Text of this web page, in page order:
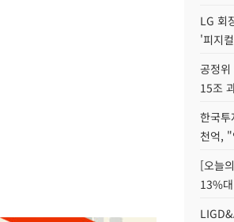
LG 회
'피지
공정
15조
한국
천억,
[오늘
13%